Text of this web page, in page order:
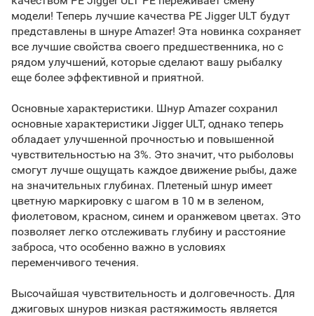
модели! Теперь лучшие качества PE Jigger ULT будут
представлены в шнуре Amazer! Эта новинка сохраняет
все лучшие свойства своего предшественника, но с
рядом улучшений, которые сделают вашу рыбалку
еще более эффективной и приятной.
Основные характеристики. Шнур Amazer сохранил
основные характеристики Jigger ULT, однако теперь
обладает улучшенной прочностью и повышенной
чувствительностью на 3%. Это значит, что рыболовы
смогут лучше ощущать каждое движение рыбы, даже
на значительных глубинах. Плетеный шнур имеет
цветную маркировку с шагом в 10 м в зеленом,
фиолетовом, красном, синем и оранжевом цветах. Это
позволяет легко отслеживать глубину и расстояние
заброса, что особенно важно в условиях
переменчивого течения.
Высочайшая чувствительность и долговечность. Для
джиговых шнуров низкая растяжимость является